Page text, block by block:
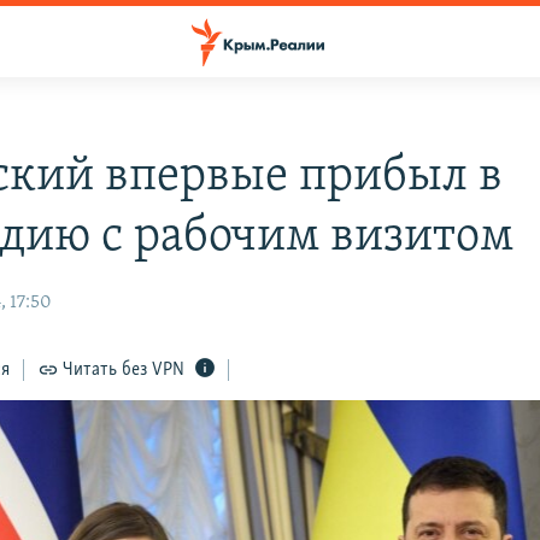
впервые прибыл в
с рабочим визитом
17:50
Читать без VPN